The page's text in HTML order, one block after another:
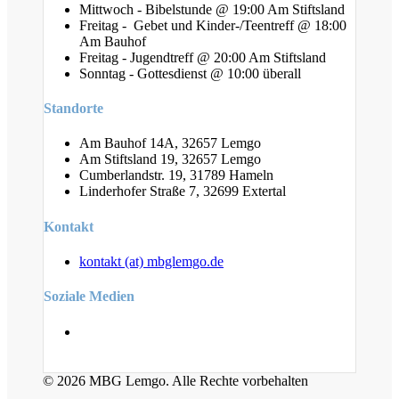
Mittwoch - Bibelstunde @ 19:00 Am Stiftsland
Freitag - Gebet und Kinder-/Teentreff @ 18:00
Am Bauhof
Freitag - Jugendtreff @ 20:00 Am Stiftsland
Sonntag - Gottesdienst @ 10:00 überall
Standorte
Am Bauhof 14A, 32657 Lemgo
Am Stiftsland 19, 32657 Lemgo
Cumberlandstr. 19, 31789 Hameln
Linderhofer Straße 7, 32699 Extertal
Kontakt
kontakt (at) mbglemgo.de
Soziale Medien
© 2026 MBG Lemgo. Alle Rechte vorbehalten